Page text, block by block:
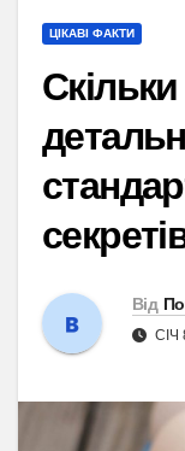
ЦІКАВІ ФАКТИ
Від
СІЧ